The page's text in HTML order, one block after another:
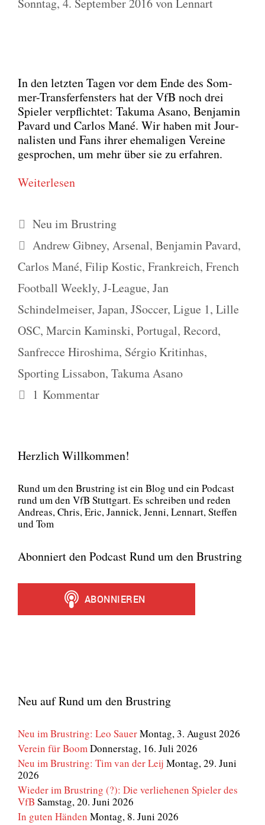
In den letz­ten Tagen vor dem Ende des Som­
mer-Trans­fer­fens­ters hat der VfB noch drei
Spie­ler ver­pflich­tet: Taku­ma Asa­no, Ben­ja­min
Pavard und Car­los Mané. Wir haben mit Jour­
na­lis­ten und Fans ihrer ehe­ma­li­gen Ver­ei­ne
gespro­chen, um mehr über sie zu erfah­ren.
Wei­ter­le­sen
Kategorien
Neu im Brustring
Schlagwörter
Andrew Gibney, Arsenal, Benjamin Pavard,
Carlos Mané, Filip Kostic, Frankreich, French
Football Weekly, J-League, Jan
Schindelmeiser, Japan, JSoccer, Ligue 1, Lille
OSC, Marcin Kaminski, Portugal, Record,
Sanfrecce Hiroshima, Sérgio Kritinhas,
Sporting Lissabon, Takuma Asano
1 Kommentar
Herzlich Willkommen!
Rund um den Brust­ring ist ein Blog und ein Pod­cast
rund um den VfB Stutt­gart. Es schrei­ben und reden
Andre­as, Chris, Eric, Jan­nick, Jen­ni, Lenn­art, Stef­fen
und Tom
Abonniert den Podcast Rund um den Brustring
Neu auf Rund um den Brustring
Neu im Brustring: Leo SauerMontag, 3. August 2026
Verein für BoomDonnerstag, 16. Juli 2026
Neu im Brustring: Tim van der Leij Montag, 29. Juni
2026
Wieder im Brustring (?): Die verliehenen Spieler des
VfB Samstag, 20. Juni 2026
In guten Händen Montag, 8. Juni 2026